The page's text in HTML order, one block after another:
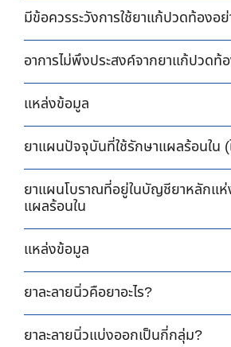
มีข้อควรระวังการใช้ยาแก้ปวดท้องอย่
อาการไม่พึงประสงค์จากยาแก้ปวดท้
แหล่งข้อมูล
ยาแผนปัจจุบันที่ใช้รักษาแผลร้อนใน (
ยาแผนโบราณที่อยู่ในบัญชียาหลักแห่
แผลร้อนใน
แหล่งข้อมูล
ยาละลายนิ่วคือยาอะไร?
ยาละลายนิ่วแบ่งออกเป็นกี่กลุ่ม?